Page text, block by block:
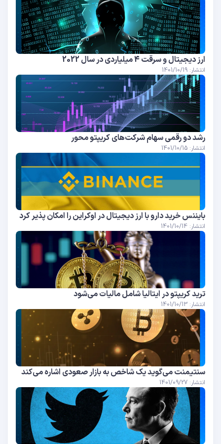
ارز دیجیتال و سرقت 4 میلیاردی در سال 2022
انتشار: 1401/10/19
رشد دو رقمی سهام شرکت‌های کریپتو‌ محور
انتشار: 1401/10/15
بایننس خرید دارو با ارز دیجیتال در اوکراین را امکان پذیر کرد
انتشار: 1401/10/14
ترید کریپتو در ایتالیا شامل مالیات می‌شود
انتشار: 1401/10/13
سنتیمنت می‌گوید یک شاخص به بازار صعودی اشاره می‌کند
انتشار: 1401/09/27